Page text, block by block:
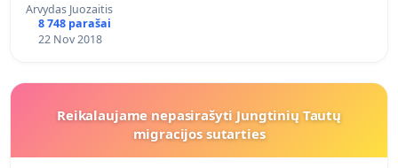
Arvydas Juozaitis
8 748 parašai
22 Nov 2018
Reikalaujame nepasirašyti Jungtinių Tautų
migracijos sutarties